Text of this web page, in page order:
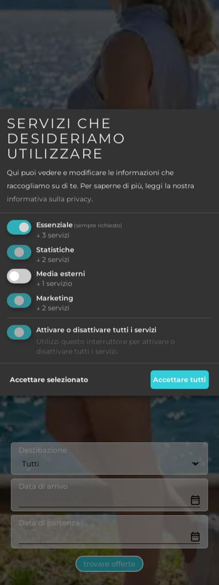
Destinazione
Data di arrivo
Data di partenza
trovare offerte
SERVIZI CHE
DESIDERIAMO
UTILIZZARE
Qui puoi vedere e modificare le informazioni che
raccogliamo su di te. Per saperne di più, leggi la nostra
informativa sulla privacy.
Essenziale (sempre richiesto)
↓ 3 servizi
Statistiche
↓ 2 servizi
Media esterni
↓ 1 servizio
Marketing
↓ 2 servizi
Attivare o disattivare tutti i servizi
Utilizzi questo interruttore per attivare o
disattivare tutti i servizi.
Accettare selezionato Accettare tutti